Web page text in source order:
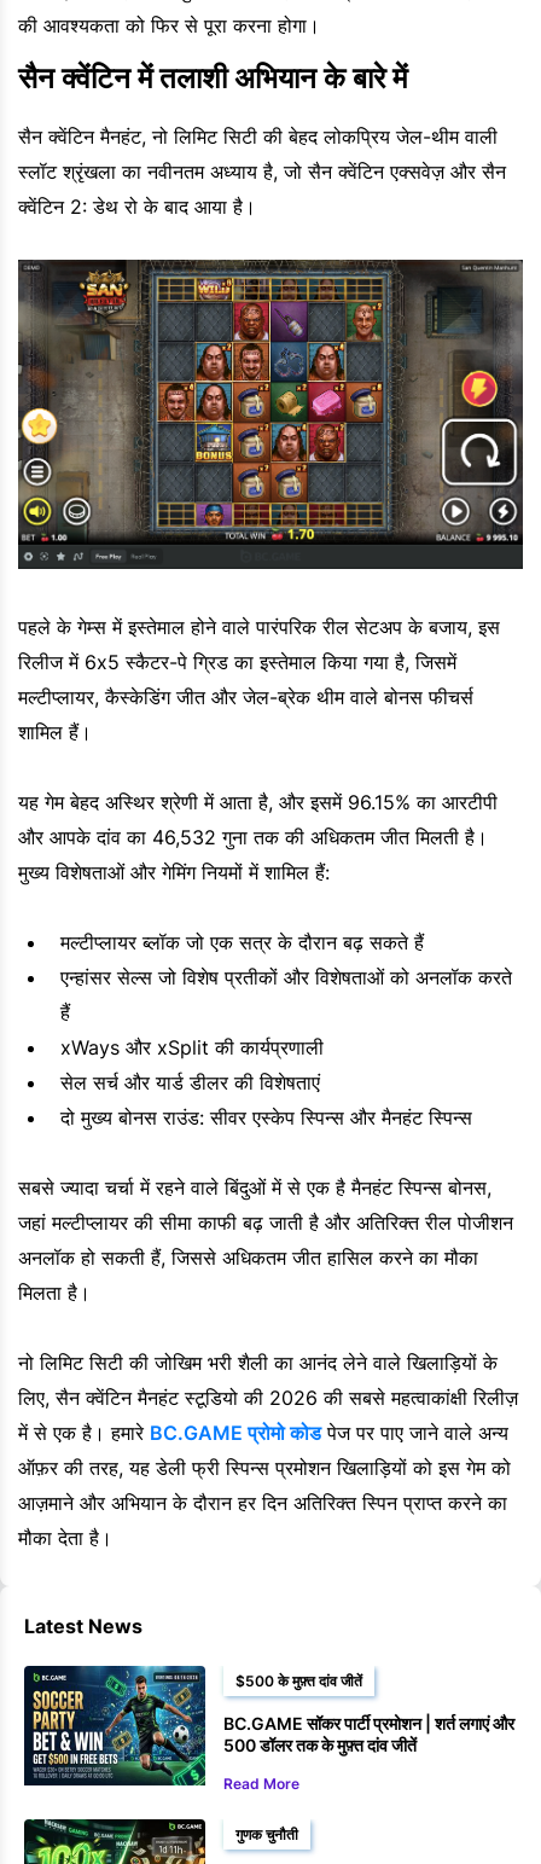
की आवश्यकता को फिर से पूरा करना होगा।
सैन क्वेंटिन में तलाशी अभियान के बारे में
सैन क्वेंटिन मैनहंट, नो लिमिट सिटी की बेहद लोकप्रिय जेल-थीम वाली
स्लॉट श्रृंखला का नवीनतम अध्याय है, जो सैन क्वेंटिन एक्सवेज़ और सैन
क्वेंटिन 2: डेथ रो के बाद आया है।
पहले के गेम्स में इस्तेमाल होने वाले पारंपरिक रील सेटअप के बजाय, इस
रिलीज में 6x5 स्कैटर-पे ग्रिड का इस्तेमाल किया गया है, जिसमें
मल्टीप्लायर, कैस्केडिंग जीत और जेल-ब्रेक थीम वाले बोनस फीचर्स
शामिल हैं।
यह गेम बेहद अस्थिर श्रेणी में आता है, और इसमें 96.15% का आरटीपी
और आपके दांव का 46,532 गुना तक की अधिकतम जीत मिलती है।
मुख्य विशेषताओं और गेमिंग नियमों में शामिल हैं:
मल्टीप्लायर ब्लॉक जो एक सत्र के दौरान बढ़ सकते हैं
एन्हांसर सेल्स जो विशेष प्रतीकों और विशेषताओं को अनलॉक करते
हैं
xWays और xSplit की कार्यप्रणाली
सेल सर्च और यार्ड डीलर की विशेषताएं
दो मुख्य बोनस राउंड: सीवर एस्केप स्पिन्स और मैनहंट स्पिन्स
सबसे ज्यादा चर्चा में रहने वाले बिंदुओं में से एक है मैनहंट स्पिन्स बोनस,
जहां मल्टीप्लायर की सीमा काफी बढ़ जाती है और अतिरिक्त रील पोजीशन
अनलॉक हो सकती हैं, जिससे अधिकतम जीत हासिल करने का मौका
मिलता है।
नो लिमिट सिटी की जोखिम भरी शैली का आनंद लेने वाले खिलाड़ियों के
लिए, सैन क्वेंटिन मैनहंट स्टूडियो की 2026 की सबसे महत्वाकांक्षी रिलीज़
में से एक है। हमारे BC.GAME प्रोमो कोडपेज पर पाए जाने वाले अन्य
ऑफ़र की तरह, यह डेली फ्री स्पिन्स प्रमोशन खिलाड़ियों को इस गेम को
आज़माने और अभियान के दौरान हर दिन अतिरिक्त स्पिन प्राप्त करने का
मौका देता है।
Latest News
$500 के मुफ़्त दांव जीतें
BC.GAME सॉकर पार्टी प्रमोशन | शर्त लगाएं और
500 डॉलर तक के मुफ़्त दांव जीतें
Read More
गुणक चुनौती